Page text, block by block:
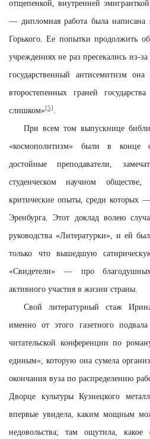
отщепенкой, внутренней
— дипломная работа была
Горького. Ее попытки продолжить
учреждениях не раз пресекались из-
государственный антисемитизм
второстепенных граней
слишком»[5] .
При всем том выпускнице
«космополитизм» были в конце
достойные преподаватели,
студенческом научном обществе,
критические опыты, среди которых
Эренбурга. Этот доклад волею
руководства «Литературки», и ей
только что вышедшую
«Свидетели» — про
активного участия в жизни страны.
Свой литературный стаж
именно от этого газетного
читательской конференции по
единым», которую она сумела
окончания вуза по распределению
Дворце культуры Кузнецкого
впервые увидела, каким мощным
недовольства; там ощутила, какое